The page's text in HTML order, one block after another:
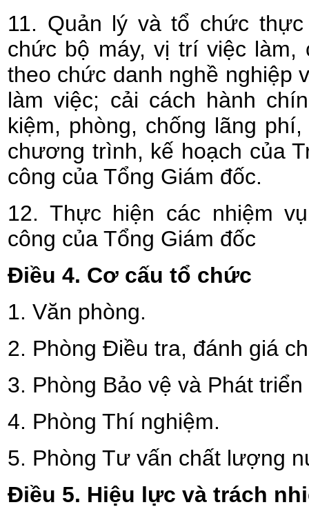
11. Quản lý và tổ chức
chức bộ máy, vị trí việc làm,
theo chức danh nghề nghiệp
làm việc; cải cách hành
kiệm, phòng, chống lãng
chương trình, kế hoạch của
công của Tổng Giám đốc.
12. Thực hiện các nhiệm
công của Tổng Giám đốc
Điều 4. Cơ cấu tổ chức
1. Văn phòng.
2. Phòng Điều tra, đánh giá
3. Phòng Bảo vệ và Phát
4. Phòng Thí nghiệm.
5. Phòng Tư vấn chất lượng
Điều 5. Hiệu lực và trách